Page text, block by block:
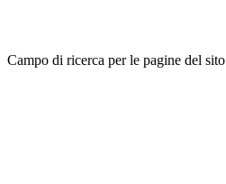
Campo di ricerca per le pagine del sito